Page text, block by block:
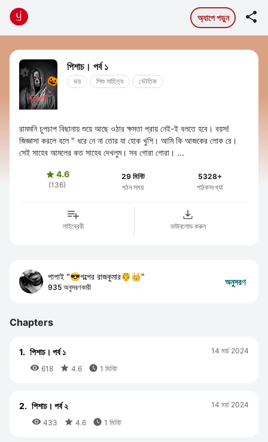
অ্যাপে পড়ুন 
পিশাচ। পর্ব ১
ভয় শিশু সাহিত্য ভৌতিক
রামমনি চুপচাপ বিছানায় শুয়ে আছে ওঠার ক্ষমতা প্রায় নেই-ই বলতে হবে। বয়স!
জিজ্ঞাসা করলে বলে " ধরে নে না তোর যা হোক খুশি। আমি কি আজকের লোক রে।
সেই সাহেব আমলের কত সাহেব দেখলুম। সব গোরা গোরা। ...
4.6
(136)
29 মিনিট
পঠন সময়
5328+
পাঠকসংখ্যা
লাইব্রেরী ডাউনলোড করুন
পাপাই "😎গল্পের রাজকুমার🤴👑"
935 অনুসরণকারী
অনুসরণ
Chapters
1. পিশাচ। পর্ব ১
 618  4.6  1 মিনিট
14 মার্চ 2024
2. পিশাচ। পর্ব ২
 433  4.6  1 মিনিট
14 মার্চ 2024